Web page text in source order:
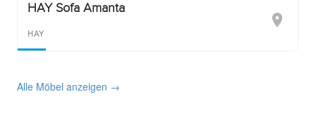
HAY Sofa Amanta
HAY
Alle Möbel anzeigen →